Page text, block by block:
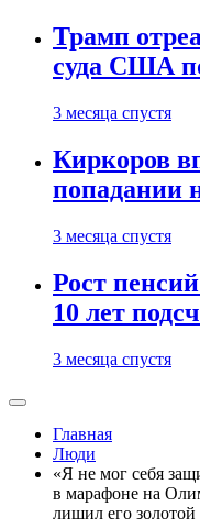
Трамп
суда США
3 месяца спустя
Киркоров
попадании
3 месяца спустя
Рост
10 лет
3 месяца спустя
Главная
Люди
«Я не мог себя
в марафоне на
лишил его золотой